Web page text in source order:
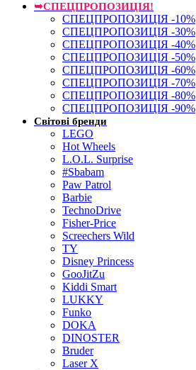
➥СПЕЦПРОПОЗИЦІЯ!
СПЕЦПРОПОЗИЦІЯ -10%
СПЕЦПРОПОЗИЦІЯ -30%
СПЕЦПРОПОЗИЦІЯ -40%
СПЕЦПРОПОЗИЦІЯ -50%
СПЕЦПРОПОЗИЦІЯ -60%
СПЕЦПРОПОЗИЦІЯ -70%
СПЕЦПРОПОЗИЦІЯ -80%
СПЕЦПРОПОЗИЦІЯ -90%
Світові бренди
LEGO
Hot Wheels
L.O.L. Surprise
#Sbabam
Paw Patrol
Barbie
TechnoDrive
Fisher-Price
Screechers Wild
TY
Disney Princess
GooJitZu
Kiddi Smart
LUKKY
Funko
DOKA
DINOSTER
Bruder
Laser X